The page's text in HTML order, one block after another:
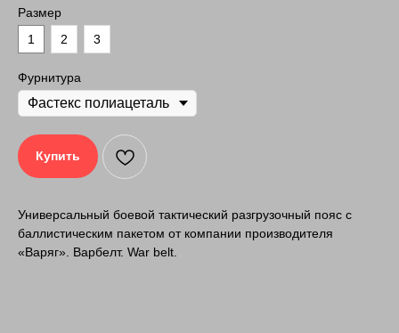
Размер
1
2 3
Фурнитура
Купить
Универсальный боевой тактический разгрузочный пояс с
баллистическим пакетом от компании производителя
«Варяг». Варбелт. War belt.